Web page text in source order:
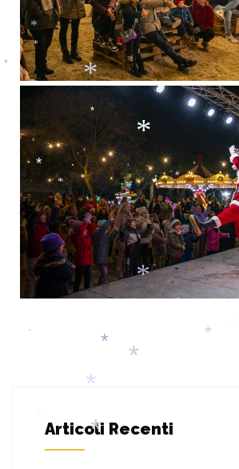
Articoli Recenti
*
*
*
*
*
*
*
*
*
*
*